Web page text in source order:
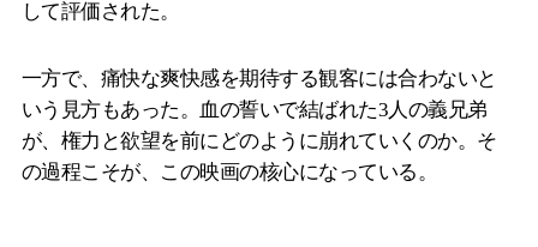
して評価された。
一方で、痛快な爽快感を期待する観客には合わないと
いう見方もあった。血の誓いで結ばれた3人の義兄弟
が、権力と欲望を前にどのように崩れていくのか。そ
の過程こそが、この映画の核心になっている。